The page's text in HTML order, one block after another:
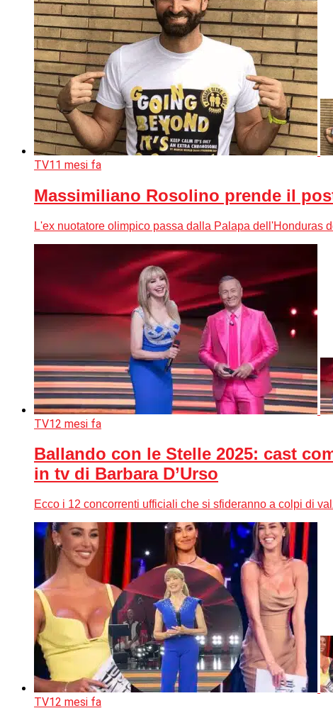
TV11 mesi fa
Massimiliano Rosolino prende il
L'ex nuotatore olimpico passa dalla Palapa
TV12 mesi fa
Ballando con le Stelle 2025: cast
in tv di Barbara D’Urso
Ecco i 12 concorrenti ufficiali che si sfideranno a colpi di
TV12 mesi fa